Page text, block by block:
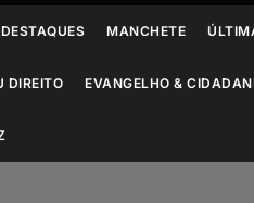
DESTAQUES MANCHETE
DIREITO EVANGELHO &